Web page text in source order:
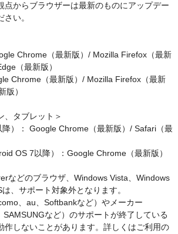
点からブラウザーは最新のものにアップデー
さい。
Chrome（最新版）/ Mozilla Firefox（最新
（最新版）
Chrome（最新版）/ Mozilla Firefox（最新
版）
、タブレット＞
降）： Google Chrome（最新版）/ Safari（最
OS 7以降）：Google Chrome（最新版）
などのブラウザ、Windows Vista、Windows
、サポート対象外となります。
、au、Softbankなど）やメーカー
SAMSUNGなど）のサポートが終了している
作しないことがあります。詳しくはご利用の